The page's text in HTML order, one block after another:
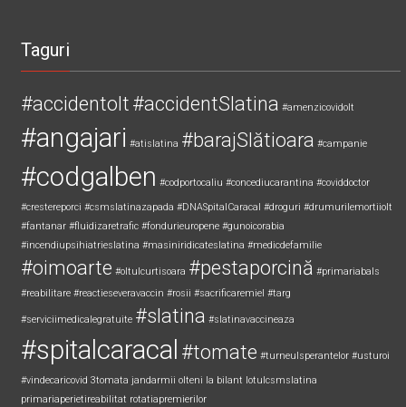
Taguri
#accidentolt #accidentSlatina #amenzicovidolt
#angajari #atislatina #barajSlătioara #campanie
#codgalben #codportocaliu #concediucarantina #coviddoctor
#crestereporci #csmslatinazapada #DNASpitalCaracal #droguri #drumurilemortiiolt
#fantanar #fluidizaretrafic #fondurieuropene #gunoicorabia
#incendiupsihiatrieslatina #masiniridicateslatina #medicdefamilie
#oimoarte #oltulcurtisoara #pestaporcină #primariabals
#reabilitare #reactieseveravaccin #rosii #sacrificaremiel #targ
#serviciimedicalegratuite #slatina #slatinavaccineaza
#spitalcaracal #tomate #turneulsperantelor #usturoi
#vindecaricovid 3tomata jandarmii olteni la bilant lotulcsmslatina
primariaperietireabilitat rotatiapremierilor